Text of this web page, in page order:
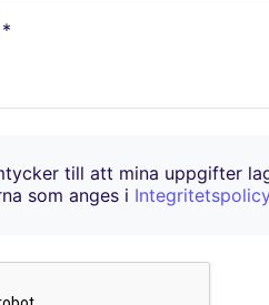
till att mina uppgifter
som anges i